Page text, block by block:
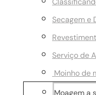
Secagem e
Serviço de
Moinho de
Moagem a